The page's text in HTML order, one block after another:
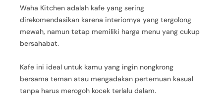
Waha Kitchen adalah kafe yang sering
direkomendasikan karena interiornya yang tergolong
mewah, namun tetap memiliki harga menu yang cukup
bersahabat.
Kafe ini ideal untuk kamu yang ingin nongkrong
bersama teman atau mengadakan pertemuan kasual
tanpa harus merogoh kocek terlalu dalam.